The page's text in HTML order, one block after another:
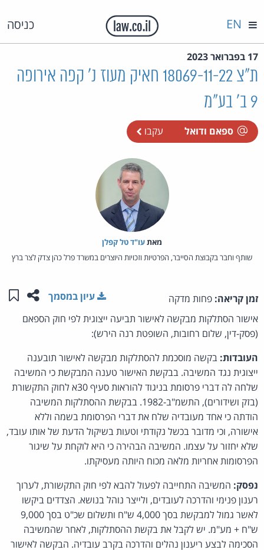
כניסה EN
17 בפברואר 2023
ת"צ 18069-11-22 חאיק מעוז נ' קפה אירופה
9 ב' בע"מ
ספאם ודואל עקבו
מאת‏עו"ד טל קפלן
שותף וחבר בקבוצת הסייבר, הפרטיות וזכויות היוצרים במשרד פרל כהן צדק לצר ברץ
זמן קריאה: פחות מדקה שתפו
עיון במסמך
אישור הסתלקות מבקשה לאישור תביעה ייצוגית לפי חוק הספאם
(פסק-דין, שלום רחובות, השופטת רנה הירש):
העובדות: בקשה מוסכמת להסתלקות מבקשה לאישור תובענה
ייצוגית נגד המשיבה. בבקשת האישור טענה המבקשת כי המשיבה
שלחה לה דברי פרסומת בניגוד להוראות סעיף 30א לחוק התקשורת
(בזק ושידורים), התשמ"ב-1982. בבקשת ההסתלקות המשיבה
הודתה כי אחד מעובדיה שלח את דברי הפרסומת בשמה וללא
אישורה, וכי מדובר בכשל נקודתי וטעות בשיקול הדעת של אותו עובד,
שלא יחזור על עצמו. המשיבה הבהירה כי היא לוקחת על שיגור
הפרסומות אחריות מלאה מכוח היותה מעסיקתו.
נפסק: המשיבה התחייבה לפעול להבא לפי חוק התקשורת, לערוך
רענון פנימי והדרכה לעובדים, ולייצר נוהל בנושא. הצדדים ביקשו
לאשר גמול למבקשת בסך 4,000 ש"ח ותשלום שכ"ט בסך 9,000
ש"ח + מע"מ. יש לקבל את בקשת ההסתלקות, לאחר שהמשיבה
הסכימה לבצע ריענון נהלים והדרכה בקרב עובדיה. הבקשה לאישור